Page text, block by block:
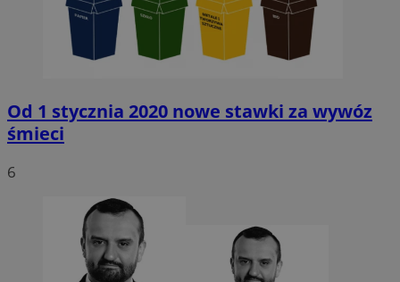
Od 1 stycznia 2020 nowe stawki za wywóz
śmieci
6